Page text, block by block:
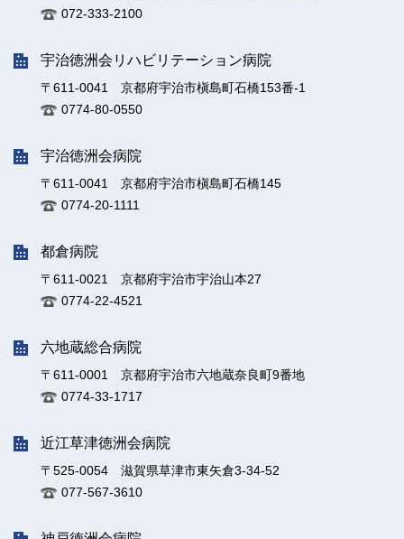
072-333-2100
宇治徳洲会リハビリテーション病院
〒611-0041 京都府宇治市槇島町石橋153番-1
0774-80-0550
宇治徳洲会病院
〒611-0041 京都府宇治市槇島町石橋145
0774-20-1111
都倉病院
〒611-0021 京都府宇治市宇治山本27
0774-22-4521
六地蔵総合病院
〒611-0001 京都府宇治市六地蔵奈良町9番地
0774-33-1717
近江草津徳洲会病院
〒525-0054 滋賀県草津市東矢倉3-34-52
077-567-3610